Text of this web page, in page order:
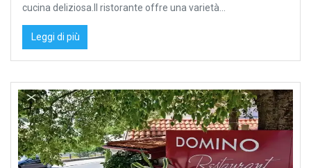
cucina deliziosa.Il ristorante offre una varietà...
Leggi di più